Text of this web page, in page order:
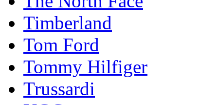
Timberland
Tom Ford
Tommy Hilfiger
Trussardi